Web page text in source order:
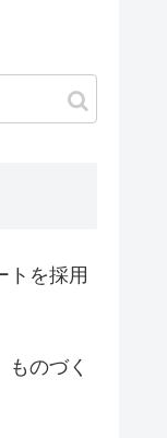
トを採用
のづく